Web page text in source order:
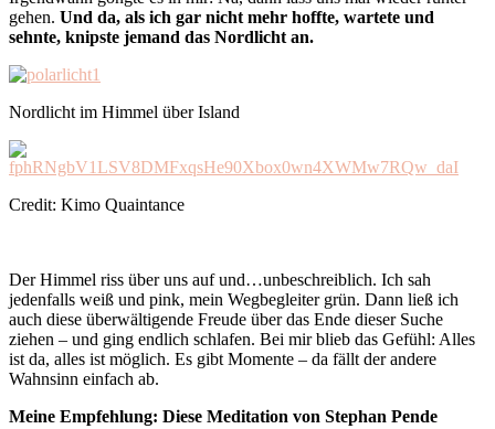
gehen. Und da, als ich gar nicht mehr hoffte, wartete und
sehnte, knipste jemand das Nordlicht an.
Nordlicht im Himmel über Island
Credit: Kimo Quaintance
Der Himmel riss über uns auf und…unbeschreiblich. Ich sah
jedenfalls weiß und pink, mein Wegbegleiter grün. Dann ließ ich
auch diese überwältigende Freude über das Ende dieser Suche
ziehen – und ging endlich schlafen. Bei mir blieb das Gefühl: Alles
ist da, alles ist möglich. Es gibt Momente – da fällt der andere
Wahnsinn einfach ab.
Meine Empfehlung: Diese Meditation von Stephan Pende